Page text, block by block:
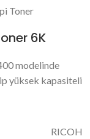
Toner
6K
modelinde
yüksek kapasiteli
RICOH